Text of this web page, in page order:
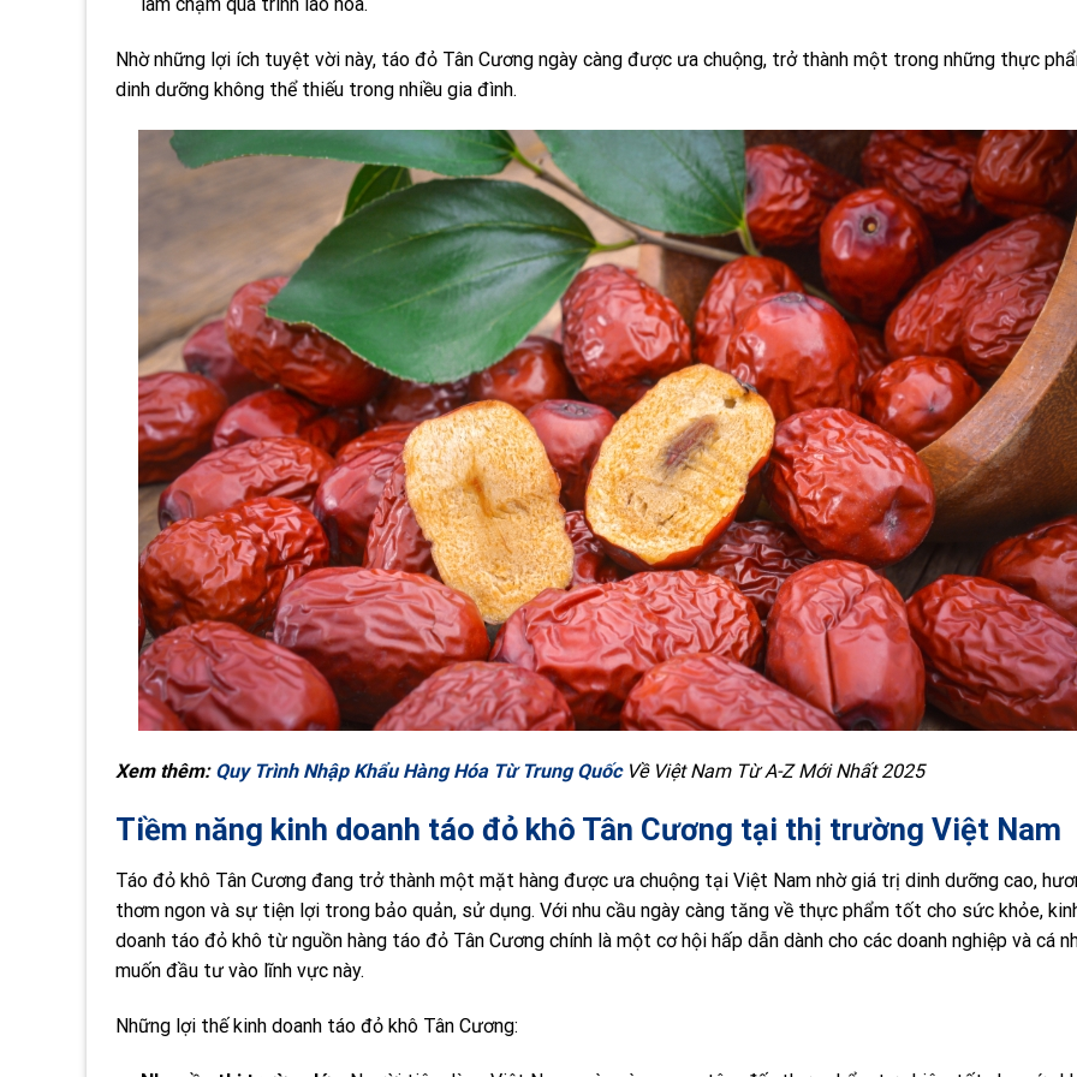
Nhờ những lợi ích tuyệt vời này, táo đỏ Tân Cương ngày càng được ưa chuộng, trở thành một trong những thực
dinh dưỡng không thể thiếu trong nhiều gia đình.
Xem thêm: Quy Trình Nhập Khẩu Hàng Hóa Từ Trung Quốc Về Việt Nam Từ A-Z Mới Nhất 2025
Tiềm năng kinh doanh táo đỏ khô Tân Cương tại thị trường Việt Nam
Táo đỏ khô Tân Cương đang trở thành một mặt hàng được ưa chuộng tại Việt Nam nhờ giá trị dinh dưỡng cao,
thơm ngon và sự tiện lợi trong bảo quản, sử dụng. Với nhu cầu ngày càng tăng về thực phẩm tốt cho sức khỏe,
doanh táo đỏ khô từ nguồn hàng táo đỏ Tân Cương chính là một cơ hội hấp dẫn dành cho các doanh nghiệp và cá
muốn đầu tư vào lĩnh vực này.
Những lợi thế kinh doanh táo đỏ khô Tân Cương: